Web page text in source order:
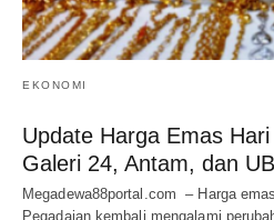
EKONOMI
Update Harga Emas
Galeri 24, Antam, dan
Megadewa88portal.com – Harga
Pegadaian kembali mengalami